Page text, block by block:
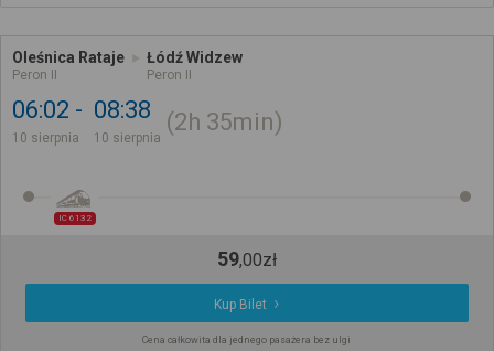
Oleśnica Rataje
Peron II
Łódź Widzew
Peron II
06:02
10 sierpnia
08:38
10 sierpnia
2h 35min
IC 6132
59,00zł
Kup Bilet
Cena całkowita dla jednego pasażera bez ulgi